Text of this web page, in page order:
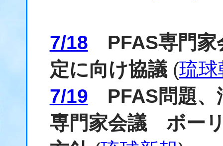
7/18 PFAS専門家
定に向け協議(琉球
7/19 PFAS問題、
専門家会議 ボー